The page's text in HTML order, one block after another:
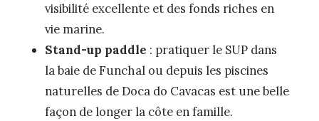
visibilité excellente et des fonds riches en
vie marine.
Stand-up paddle : pratiquer le SUP dans
la baie de Funchal ou depuis les piscines
naturelles de Doca do Cavacas est une belle
façon de longer la côte en famille.